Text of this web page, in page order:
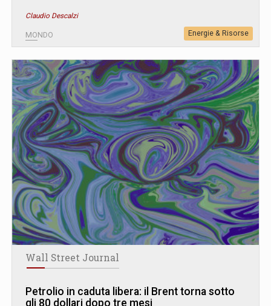
Claudio Descalzi
MONDO Energie & Risorse
Wall Street Journal
Petrolio in caduta libera: il Brent torna sotto
gli 80 dollari dopo tre mesi